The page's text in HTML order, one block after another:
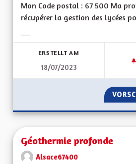
Mon Code postal : 67 500 Ma
récupérer la gestion des lycées
ERSTELLT AM
18/07/2023
Géothermie profonde
Alsace67400